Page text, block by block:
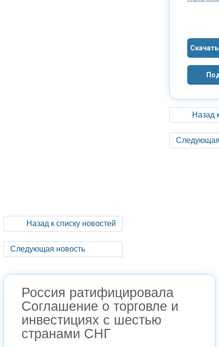
Назад
Следующая
Назад к списку новостей
Следующая новость
Россия ратифицировала
Соглашение о торговле и
инвестициях с шестью
странами СНГ